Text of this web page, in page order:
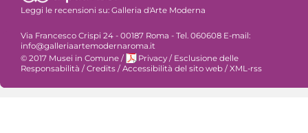
Leggi le recensioni su: Galleria d'Arte Moderna
Via Francesco Crispi 24 - 00187 Roma - Tel. 060608 E-mail:
info@galleriaartemodernaroma.it
© 2017 Musei in Comune / Privacy / Esclusione delle
Responsabilità /Credits /Accessibilità del sito web /XML-rss